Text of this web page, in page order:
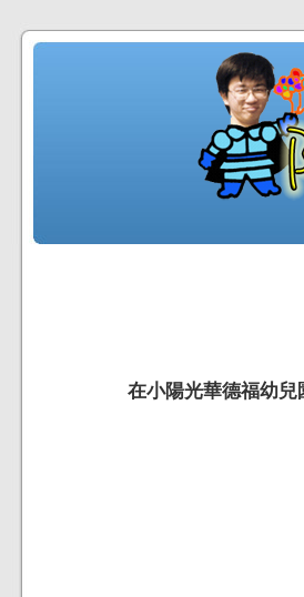
在小陽光華德福幼兒